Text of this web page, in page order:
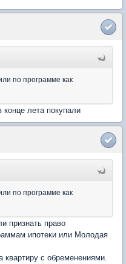
по программе как
лета покупали
по программе как
признать право
ипотеки или Молодая
квартиру с обременениями.